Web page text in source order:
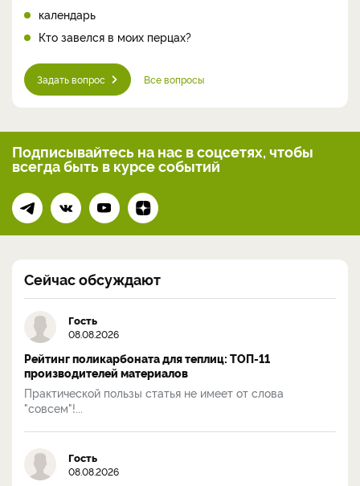
календарь
Кто завелся в моих перцах?
Задать вопрос Все вопросы
Подписывайтесь на нас в соцсетях, чтобы
всегдабыть в курсе событий
Сейчас обсуждают
Гость
08.08.2026
Рейтинг поликарбоната для теплиц: ТОП-11
производителей материалов
Практической пользы статья не имеет от слова
"совсем"!...
Гость
08.08.2026